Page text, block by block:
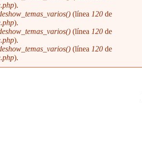
).
(línea 120de
).
(línea 120de
).
(línea 120de
).